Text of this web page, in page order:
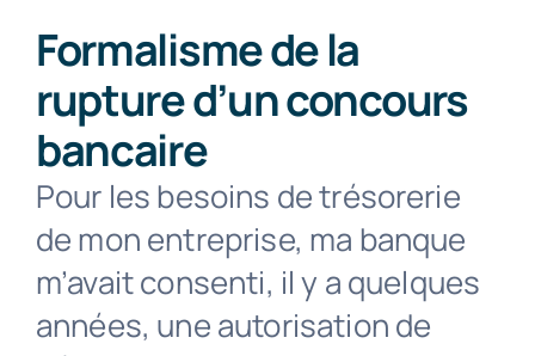
Nos métiers
Actualités
Carrière
Contact
Formalisme de la
rupture d’un concours
bancaire
Pour les besoins de trésorerie
de mon entreprise, ma banque
m’avait consenti, il y a quelques
années, une autorisation de